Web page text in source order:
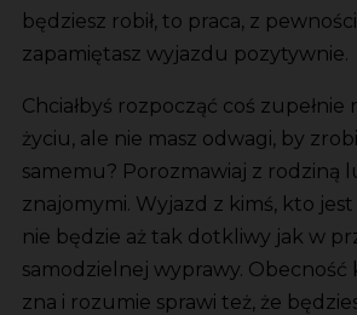
będziesz robił, to praca, z
zapamiętasz wyjazdu pozytywnie.
Chciałbyś rozpocząć coś
życiu, ale nie masz odwagi, by
samemu? Porozmawiaj z rodziną
znajomymi. Wyjazd z kimś, kto jest
nie będzie aż tak dotkliwy jak w
samodzielnej wyprawy. Obecność
zna i rozumie sprawi też, że